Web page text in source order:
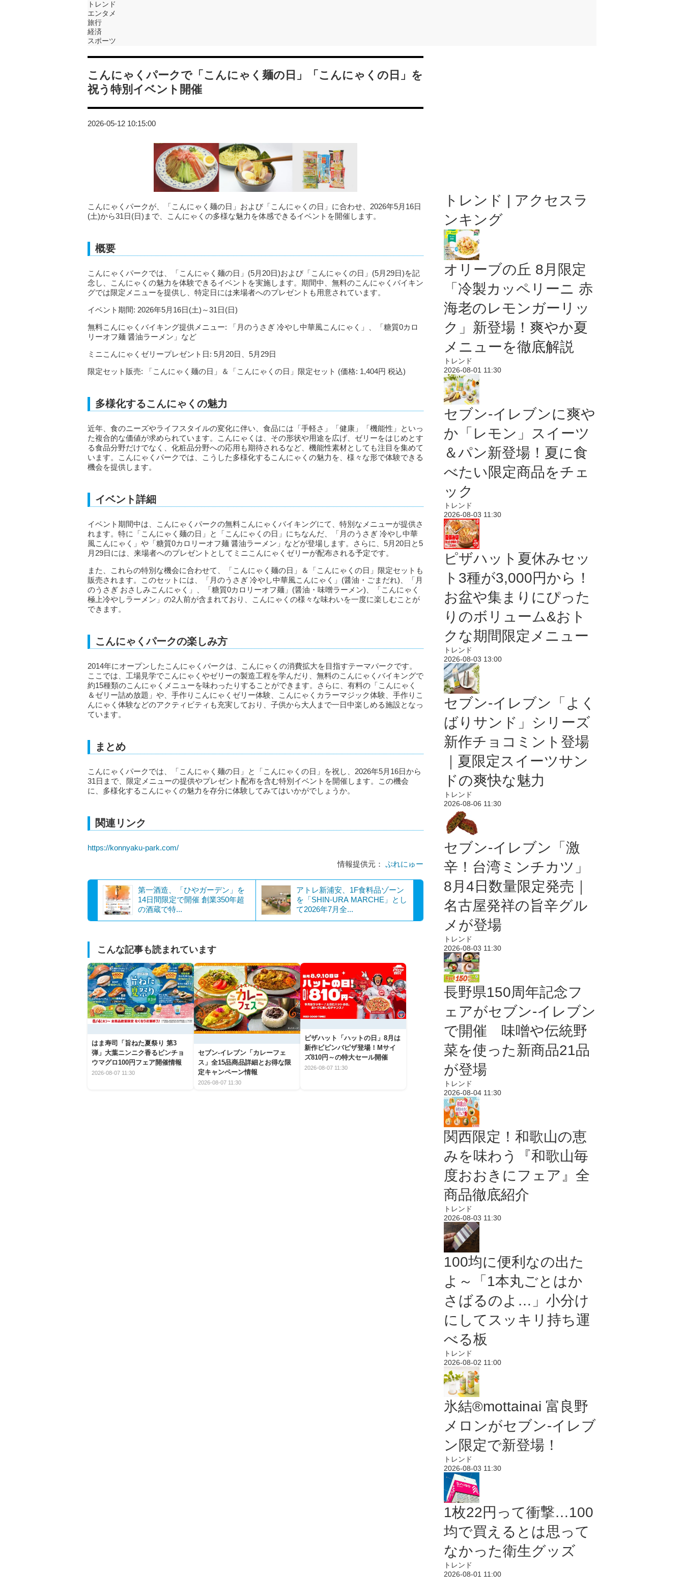
トレンド
エンタメ
旅行
経済
スポーツ
こんにゃくパークで「こんにゃく麺の日」「こんにゃくの日」を
祝う特別イベント開催
2026-05-12 10:15:00
こんにゃくパークが、「こんにゃく麺の日」および「こんにゃくの日」に合わせ、2026年5月16日
(土)から31日(日)まで、こんにゃくの多様な魅力を体感できるイベントを開催します。
概要
こんにゃくパークでは、「こんにゃく麺の日」(5月20日)および「こんにゃくの日」(5月29日)を記
念し、こんにゃくの魅力を体験できるイベントを実施します。期間中、無料のこんにゃくバイキン
グでは限定メニューを提供し、特定日には来場者へのプレゼントも用意されています。
イベント期間: 2026年5月16日(土)～31日(日)
無料こんにゃくバイキング提供メニュー: 「月のうさぎ 冷やし中華風こんにゃく」、「糖質0カロ
リーオフ麺 醤油ラーメン」など
ミニこんにゃくゼリープレゼント日: 5月20日、5月29日
限定セット販売: 「こんにゃく麺の日」＆「こんにゃくの日」限定セット (価格: 1,404円 税込)
多様化するこんにゃくの魅力
近年、食のニーズやライフスタイルの変化に伴い、食品には「手軽さ」「健康」「機能性」といっ
た複合的な価値が求められています。こんにゃくは、その形状や用途を広げ、ゼリーをはじめとす
る食品分野だけでなく、化粧品分野への応用も期待されるなど、機能性素材としても注目を集めて
います。こんにゃくパークでは、こうした多様化するこんにゃくの魅力を、様々な形で体験できる
機会を提供します。
イベント詳細
イベント期間中は、こんにゃくパークの無料こんにゃくバイキングにて、特別なメニューが提供さ
れます。特に「こんにゃく麺の日」と「こんにゃくの日」にちなんだ、「月のうさぎ 冷やし中華
風こんにゃく」や「糖質0カロリーオフ麺 醤油ラーメン」などが登場します。さらに、5月20日と5
月29日には、来場者へのプレゼントとしてミニこんにゃくゼリーが配布される予定です。
また、これらの特別な機会に合わせて、「こんにゃく麺の日」＆「こんにゃくの日」限定セットも
販売されます。このセットには、「月のうさぎ 冷やし中華風こんにゃく」(醤油・ごまだれ)、「月
のうさぎ おさしみこんにゃく」、「糖質0カロリーオフ麺」(醤油・味噌ラーメン)、「こんにゃく
極上冷やしラーメン」の2人前が含まれており、こんにゃくの様々な味わいを一度に楽しむことが
できます。
こんにゃくパークの楽しみ方
2014年にオープンしたこんにゃくパークは、こんにゃくの消費拡大を目指すテーマパークです。
ここでは、工場見学でこんにゃくやゼリーの製造工程を学んだり、無料のこんにゃくバイキングで
約15種類のこんにゃくメニューを味わったりすることができます。さらに、有料の「こんにゃく
＆ゼリー詰め放題」や、手作りこんにゃくゼリー体験、こんにゃくカラーマジック体験、手作りこ
んにゃく体験などのアクティビティも充実しており、子供から大人まで一日中楽しめる施設となっ
ています。
まとめ
こんにゃくパークでは、「こんにゃく麺の日」と「こんにゃくの日」を祝し、2026年5月16日から
31日まで、限定メニューの提供やプレゼント配布を含む特別イベントを開催します。この機会
に、多様化するこんにゃくの魅力を存分に体験してみてはいかがでしょうか。
関連リンク
https://konnyaku-park.com/
情報提供元： ぷれにゅー
第一酒造、「ひやガーデン」を
14日間限定で開催 創業350年超
の酒蔵で特...
アトレ新浦安、1F食料品ゾーン
を「SHIN-URA MARCHE」とし
て2026年7月全...
こんな記事も読まれています
はま寿司「旨ねた夏祭り 第3
弾」大葉ニンニク香るビンチョ
ウマグロ100円フェア開催情報
2026-08-07 11:30
セブン‐イレブン「カレーフェ
ス」全15品商品詳細とお得な限
定キャンペーン情報
2026-08-07 11:30
ピザハット「ハットの日」8月は
新作ビビンバピザ登場！Mサイ
ズ810円～の特大セール開催
2026-08-07 11:30
トレンド | アクセスラ
ンキング
オリーブの丘 8月限定
「冷製カッペリーニ 赤
海老のレモンガーリッ
ク」新登場！爽やか夏
メニューを徹底解説
トレンド
2026-08-01 11:30
セブン‐イレブンに爽や
か「レモン」スイーツ
＆パン新登場！夏に食
べたい限定商品をチェ
ック
トレンド
2026-08-03 11:30
ピザハット夏休みセッ
ト3種が3,000円から！
お盆や集まりにぴった
りのボリューム&おト
クな期間限定メニュー
トレンド
2026-08-03 13:00
セブン‐イレブン「よく
ばりサンド」シリーズ
新作チョコミント登場
｜夏限定スイーツサン
ドの爽快な魅力
トレンド
2026-08-06 11:30
セブン-イレブン「激
辛！台湾ミンチカツ」
8月4日数量限定発売｜
名古屋発祥の旨辛グル
メが登場
トレンド
2026-08-03 11:30
長野県150周年記念フ
ェアがセブン-イレブン
で開催 味噌や伝統野
菜を使った新商品21品
が登場
トレンド
2026-08-04 11:30
関西限定！和歌山の恵
みを味わう『和歌山毎
度おおきにフェア』全
商品徹底紹介
トレンド
2026-08-03 11:30
100均に便利なの出た
よ～「1本丸ごとはか
さばるのよ…」小分け
にしてスッキリ持ち運
べる板
トレンド
2026-08-02 11:00
氷結®mottainai 富良野
メロンがセブン‐イレブ
ン限定で新登場！
トレンド
2026-08-03 11:30
1枚22円って衝撃…100
均で買えるとは思って
なかった衛生グッズ
トレンド
2026-08-01 11:00